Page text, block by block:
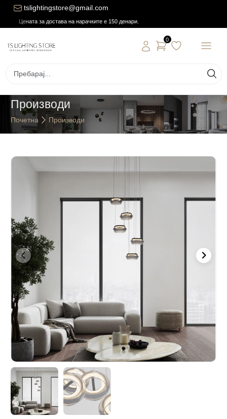
tslightingstore@gmail.com
Цената за достава на нарачките е 150 денари.
0
Производи
Почетна Производи